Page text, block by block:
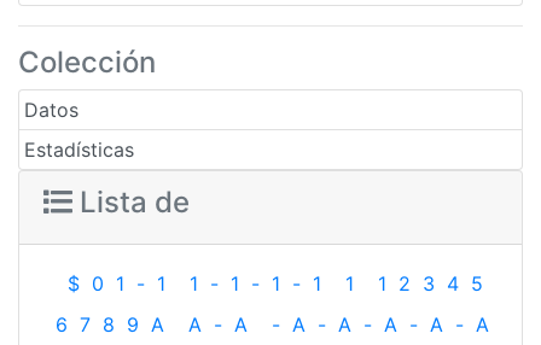
Colección
Datos
Estadísticas
Lista de
$ 0 1 - 1 1 - 1 - 1 - 1 1 1 2 3 4 5
6 7 8 9 A A - A - A - A - A - A - A